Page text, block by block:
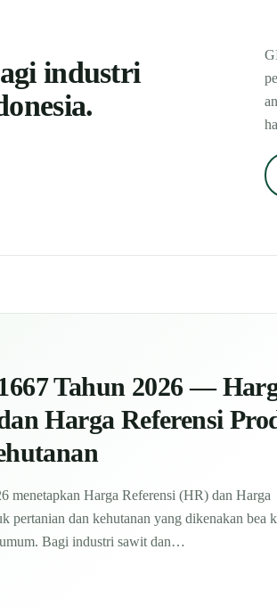
industri
Tahun 2026 —
Harga Referensi
menetapkan Harga Referensi (HR) dan Harga
pertanian dan kehutanan yang dikenakan bea
Bagi industri sawit dan…